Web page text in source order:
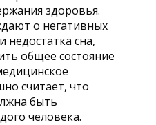
здоровья.
о негативных
недостатка сна,
общее состояние
считает, что
быть
человека.